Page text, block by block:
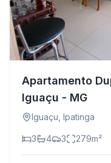
Apartamento
Iguaçu - MG
Iguaçu Ipatinga
3 4 3 279m²